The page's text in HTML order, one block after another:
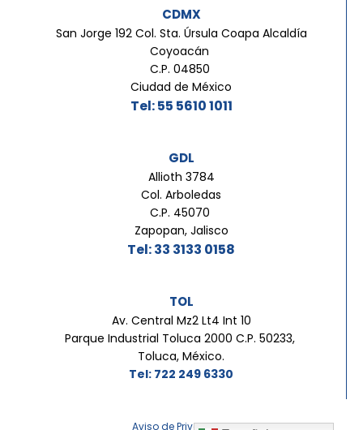
CDMX
San Jorge 192 Col. Sta. Úrsula Coapa Alcaldía
Coyoacán
C.P. 04850
Ciudad de México
Tel: 55 5610 1011
GDL
Allioth 3784
Col. Arboledas
C.P. 45070
Zapopan, Jalisco
Tel: 33 3133 0158
TOL
Av. Central Mz2 Lt4 Int 10
Parque Industrial Toluca 2000 C.P. 50233,
Toluca, México.
Tel: 722 249 6330
Aviso de Privacidad